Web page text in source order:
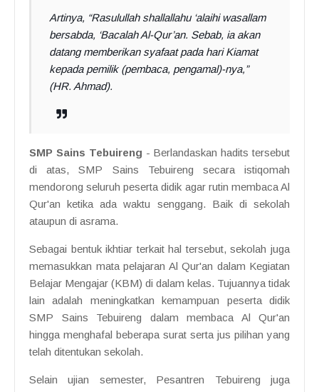
Artinya, “Rasulullah shallallahu ‘alaihi wasallam
bersabda, ‘Bacalah Al-Qur’an. Sebab, ia akan
datang memberikan syafaat pada hari Kiamat
kepada pemilik (pembaca, pengamal)-nya,”
(HR. Ahmad).
SMP Sains Tebuireng - Berlandaskan hadits tersebut
di atas, SMP Sains Tebuireng secara istiqomah
mendorong seluruh peserta didik agar rutin membaca Al
Qur'an ketika ada waktu senggang. Baik di sekolah
ataupun di asrama.
Sebagai bentuk ikhtiar terkait hal tersebut, sekolah juga
memasukkan mata pelajaran Al Qur'an dalam Kegiatan
Belajar Mengajar (KBM) di dalam kelas. Tujuannya tidak
lain adalah meningkatkan kemampuan peserta didik
SMP Sains Tebuireng dalam membaca Al Qur'an
hingga menghafal beberapa surat serta jus pilihan yang
telah ditentukan sekolah.
Selain ujian semester, Pesantren Tebuireng juga